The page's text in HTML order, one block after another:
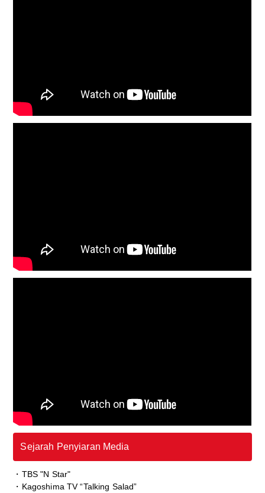
Sejarah Penyiaran Media
・TBS "N Star"
・Kagoshima TV “Talking Salad”